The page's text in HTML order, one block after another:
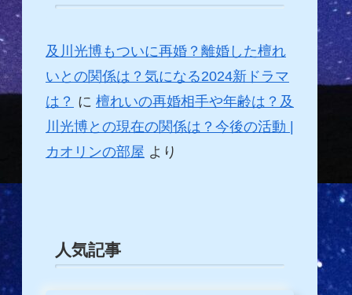
及川光博もついに再婚？離婚した檀れ
いとの関係は？気になる2024新ドラマ
は？ に 檀れいの再婚相手や年齢は？及
川光博との現在の関係は？今後の活動 |
カオリンの部屋 より
人気記事